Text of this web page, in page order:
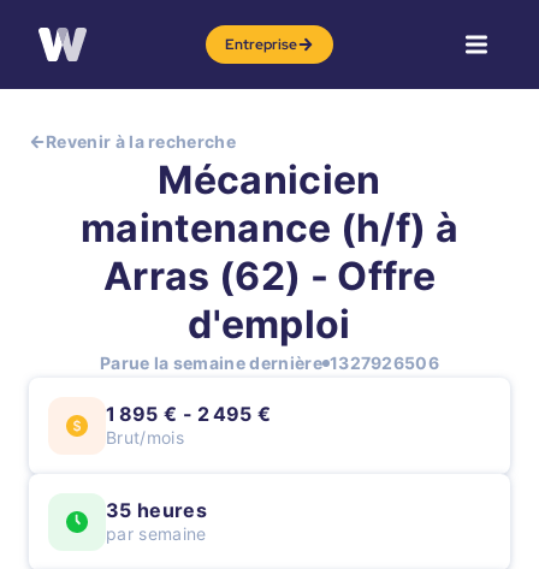
Entreprise
Revenir à la recherche
Mécanicien
maintenance (h/f) à
Arras (62) - Offre
d'emploi
Parue la semaine dernière 1327926506
1 895 € - 2 495 €
Brut/mois
35 heures
par semaine